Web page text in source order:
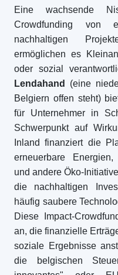
Eine wachsende
Crowdfunding von
nachhaltigen
ermöglichen es
oder sozial
Lendahand
(eine
Belgiern offen steht)
für Unternehmer in
Schwerpunkt auf
Inland finanziert die
erneuerbare
und andere Öko-
die nachhaltigen
häufig saubere
Diese Impact-
an, die finanzielle
soziale Ergebnisse
die belgischen